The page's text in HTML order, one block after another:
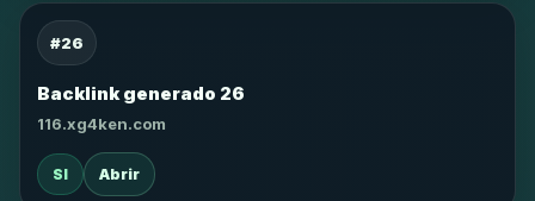
#26
Backlink generado 26
116.xg4ken.com
SI Abrir